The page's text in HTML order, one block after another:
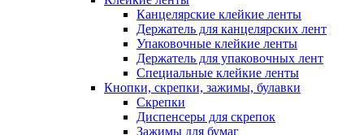
Канцелярские клейкие ленты
Держатель для канцелярских лент
Упаковочные клейкие ленты
Держатель для упаковочных лент
Специальные клейкие ленты
Кнопки, скрепки, зажимы, булавки
Скрепки
Диспенсеры для скрепок
Зажимы для бумаг